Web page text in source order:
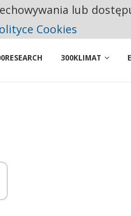
POLSKI
300KLIMAT
lub
Cookies